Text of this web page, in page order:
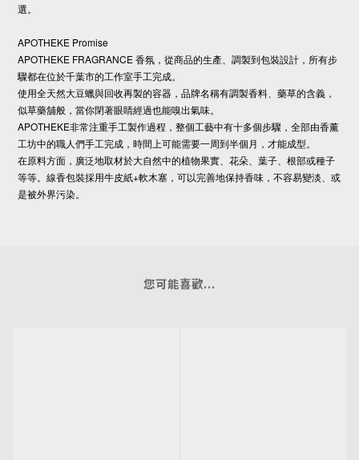
選。
APOTHEKE Promise
APOTHEKE FRAGRANCE 香氛，從商品的生產、調製到包裝設計，所有步
驟都在位於千葉市的工作室手工完成。
使用全天然大豆蠟與回收再製的容器，品牌名稱有調製香料、藥草的含義，
似草藥舖般，當你閉著眼睛經過也能嗅出氣味。
APOTHEKE非常注重手工製作過程，整個工藝中有十多個步驟，全部由香薰
工坊中的職人們手工完成，時間上可能需要一周到半個月，才能成型。
在原料方面，廣泛地取材於大自然中的植物果實、花朵、葉子、根部或種子
等等。線香包裝採用牛皮紙+軟木塞，可以完善地保持香味，不容易變淡、或
是被外界污染。
您可能喜歡...